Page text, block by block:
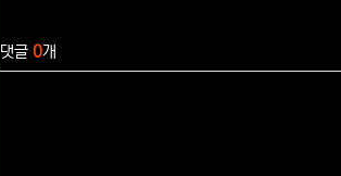
댓글 0개